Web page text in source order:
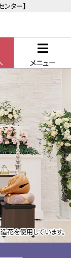
ター】
メニュー
花を使用しています。